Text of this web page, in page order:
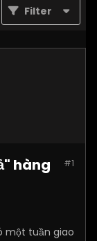
Filter
#1
hàng
một tuần giao